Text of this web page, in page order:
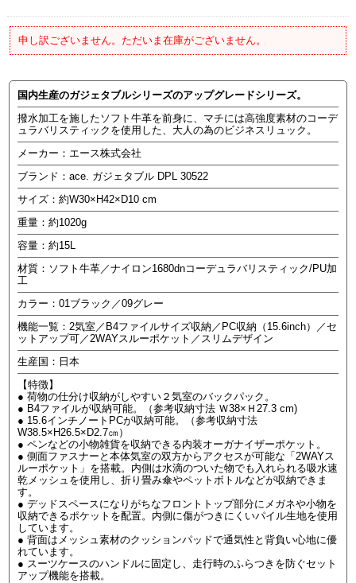
申し訳ございません。ただいま在庫がございません。
国内生産のガジェタブルシリーズのアップグレードシリーズ。
撥水加工を施したソフト牛革を前身に、マチには高強度素材のコーデ
ュラバリスティックを使用した、大人の為のビジネスリュック。
メーカー：エース株式会社
ブランド：ace. ガジェタブル DPL 30522
サイズ：約W30×H42×D10 cm
重量：約1020g
容量：約15L
材質：ソフト牛革／ナイロン1680dnコーデュラバリスティック/PU加
工
カラー：01ブラック／09グレー
機能一覧：2気室／B4ファイルサイズ収納／PC収納（15.6inch）／セ
ットアップ可／2WAYスルーポケット／スリムデザイン
生産国：日本
【特徴】
● 荷物の仕分け収納がしやすい２気室のバックパック。
● B4ファイルが収納可能。（参考収納寸法 Ｗ38×Ｈ27.3 cm)
● 15.6インチノートPCが収納可能。（参考収納寸法
W38.5×H26.5×D2.7㎝）
● ペンなどの小物雑貨を収納できる内装オーガナイザーポケット。
● 側面ファスナーと本体気室の双方からアクセスが可能な「2WAYス
ルーポケット」を搭載。内側は水滴のついた物でも入れられる吸水速
乾メッシュを使用し、折り畳み傘やペットボトルなどが収納できま
す。
● デッドスペースになりがちなフロントトップ部分にメガネや小物を
収納できるポケットを配置。内側に傷がつきにくいパイル生地を使用
しています。
● 背面はメッシュ素材のクッションパッドで通気性と背負い心地に優
れています。
● スーツケースのハンドルに固定し、走行時のふらつきを防ぐセット
アップ機能を搭載。